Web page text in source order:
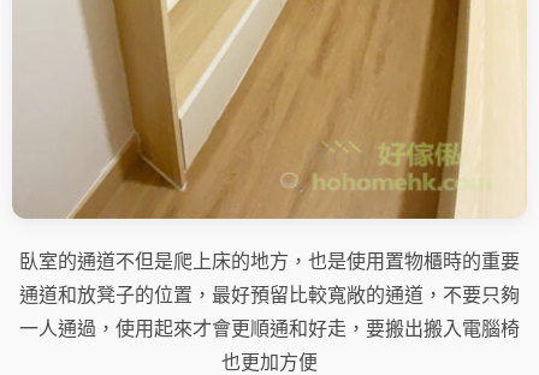
臥室的通道不但是爬上床的地方，也是使用置物櫃時的重要
通道和放凳子的位置，最好預留比較寬敞的通道，不要只夠
一人通過，使用起來才會更順通和好走，要搬出搬入電腦椅
也更加方便